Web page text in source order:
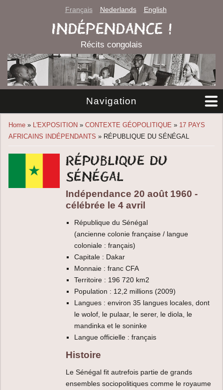
Français Nederlands English
INDÉPENDANCE !
Récits congolais
Navigation
You are here
Home » L'EXPOSITION » CONTEXTE GÉOPOLITIQUE » 17 PAYS
AFRICAINS INDÉPENDANTS » RÉPUBLIQUE DU SÉNÉGAL
République du
Sénégal
Indépendance 20 août 1960 -
célébrée le 4 avril
République du Sénégal
(ancienne colonie française / langue
coloniale : français)
Capitale : Dakar
Monnaie : franc CFA
Territoire : 196 720 km2
Population : 12,2 millions (2009)
Langues : environ 35 langues locales, dont
le wolof, le pulaar, le serer, le diola, le
mandinka et le soninke
Langue officielle : français
Histoire
Le Sénégal fit autrefois partie de grands
ensembles sociopolitiques comme le royaume